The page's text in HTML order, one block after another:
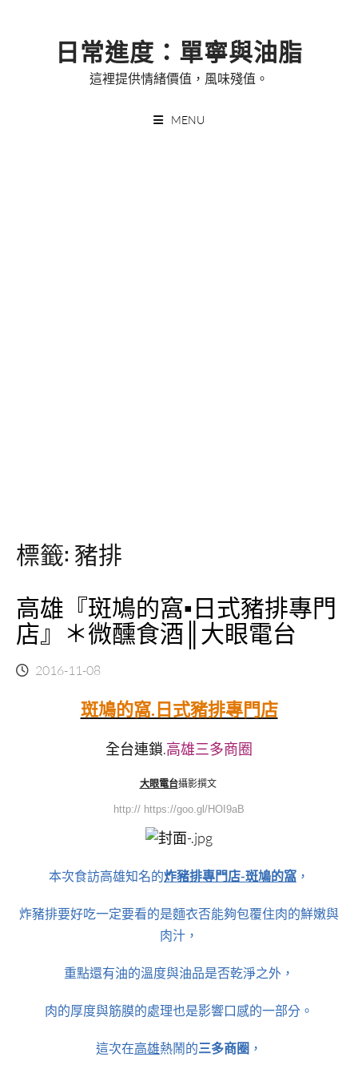
日常進度：單寧與油脂
這裡提供情緒價值，風味殘值。
MENU
標籤: 豬排
高雄『斑鳩的窩▪日式豬排專門
店』＊微醺食酒║大眼電台
2016-11-08
斑鳩的窩.日式豬排專門店
全台連鎖.高雄三多商圈
大眼電台攝影撰文
http:// https://goo.gl/HOI9aB
本次食訪高雄知名的炸豬排專門店-斑鳩的窩 ，
炸豬排要好吃一定要看的是麵衣否能夠包覆住肉的鮮嫩與
肉汁，
重點還有油的溫度與油品是否乾淨之外，
肉的厚度與筋膜的處理也是影響口感的一部分。
這次在高雄熱鬧的三多商圈 ，